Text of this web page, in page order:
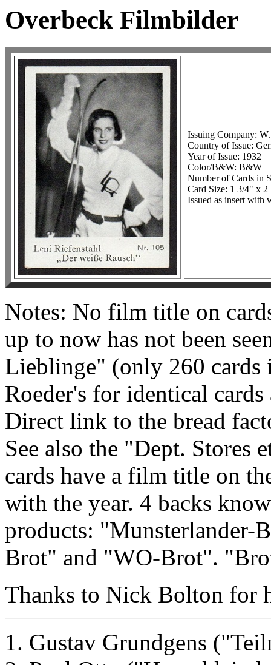
Overbeck Filmbilder
Issuing Company:
Country of Issue:
Year of Issue: 1932
Color/B&W: B&W
Number of Cards in
Card Size: 1 3/4" x 2
Issued as insert with
Notes: No film title on
up to now has not been
Lieblinge" (only 260 cards
Roeder's for identical
Direct link to the bread
See also the "Dept. Stores
cards have a film title on
with the year. 4 backs
products:
Brot" and "WO-Brot".
Thanks to Nick Bolton for
1. Gustav Grundgens